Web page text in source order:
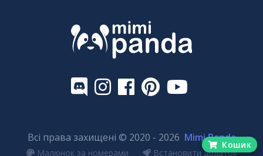
Всі права захищені © 2020 - 2026 Mimi Panda
Малюнок за номерами Встановити додаток
Кошик